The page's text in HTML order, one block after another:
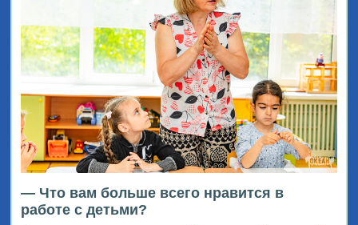
— Что вам больше всего нравится в
работе с детьми?